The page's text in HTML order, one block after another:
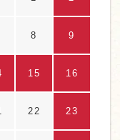
8 9
15 16
22 23